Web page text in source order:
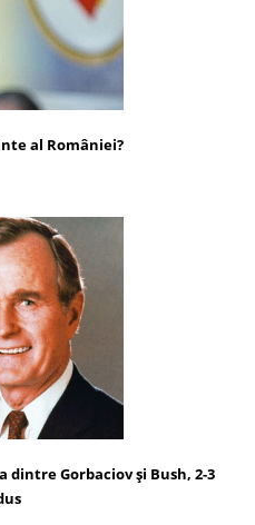
al României?
Gorbaciov și Bush, 2-3